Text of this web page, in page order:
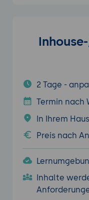
2 Tage -
Termin nach
In Ihrem
Preis nach
Inhalte